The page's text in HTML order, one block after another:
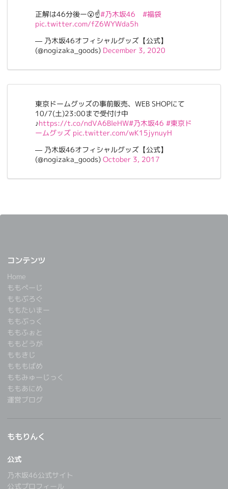
正解は46分後ー😮☝️#乃木坂46
#福袋
pic.twitter.com/fZ6WYWda5h
— 乃木坂46オフィシャルグッズ【公式】
(@nogizaka_goods) December 3, 2020
東京ドームグッズの事前販売、WEB SHOPにて
10/7(土)23:00まで受付け中
♪https://t.co/ndVA6BleHW#乃木坂46 #東京ド
ームグッズ pic.twitter.com/wK15jynuyH
— 乃木坂46オフィシャルグッズ【公式】
(@nogizaka_goods) October 3, 2017
コンテンツ
Home
ももぺーじ
ももぶろぐ
ももたいまー
ももぶっく
ももふぉと
ももどうが
ももきじ
もももばめ
ももみゅーじっく
ももあにめ
運営ブログ
ももりんく
公式
乃木坂46公式サイト
公式プロフィール